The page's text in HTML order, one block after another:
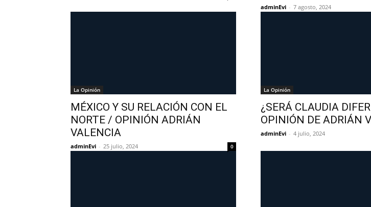
adminEvi - 7 agosto, 2024
La Opinión
MÉXICO Y SU RELACIÓN CON EL
NORTE / OPINIÓN ADRIÁN
VALENCIA
adminEvi - 25 julio, 2024 0
La Opinión
¿SERÁ CLAUDIA
OPINIÓN DE ADRIÁN
adminEvi - 4 julio, 2024